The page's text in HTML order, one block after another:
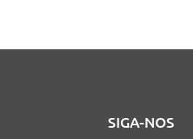
SIGA-NOS